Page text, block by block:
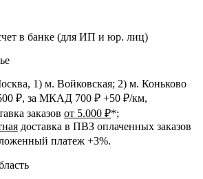
в банке (для ИП и юр. лиц)
1) м. Войковская; 2) м. Коньково
₽, за МКАД 700 ₽ +50 ₽/км,
заказов от 5.000 ₽*;
доставка в ПВЗ оплаченных заказов
платеж +3%.